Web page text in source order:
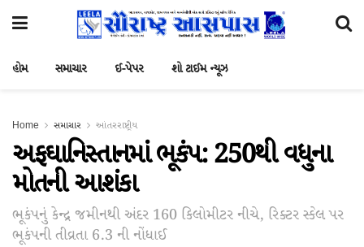
હોમ સમાચાર ઈ-પેપર શો ટાઈમ ન્યૂઝ
Home સમાચાર આંતરરાષ્ટ્રીય
અફઘાનિસ્તાનમાં ભૂકંપ: 250થી વધુના
મોતની આશંકા
ભૂકંપનું કેન્દ્ર જમીનથી અંદર 160 કિલોમીટર નીચે, રિક્ટર સ્કેલ પર
ભૂકંપની તીવ્રતા 6.3 ની નોંધાઈ